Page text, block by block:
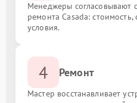
Менеджеры согласовывают
ремонта Casada:
условия.
4 Ремонт
Мастер восстанавливает